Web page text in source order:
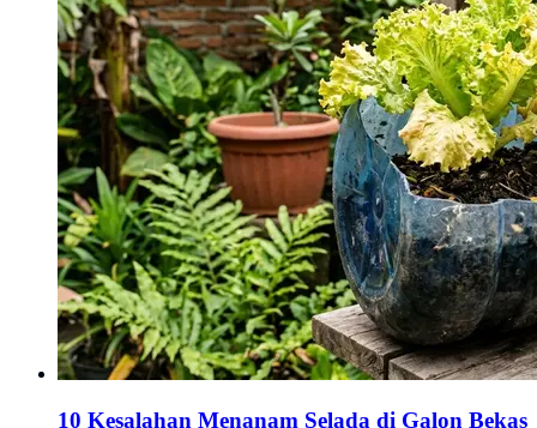
10 Kesalahan Menanam Selada di Galon Bekas